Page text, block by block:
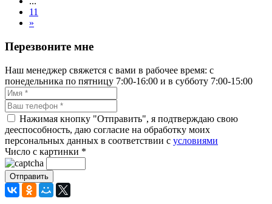
11
»
Перезвоните мне
Наш менеджер свяжется с вами в рабочее время: с
понедельника по пятницу 7:00-16:00 и в субботу 7:00-15:00
Нажимая кнопку "Отправить", я подтверждаю свою
дееспособность, даю согласие на обработку моих
персональных данных в соответствии с условиями
Число с картинки *